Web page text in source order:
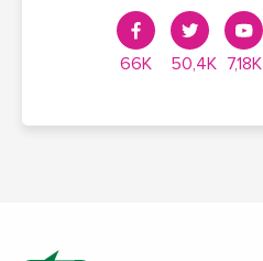
66K 50,4K 7,18K